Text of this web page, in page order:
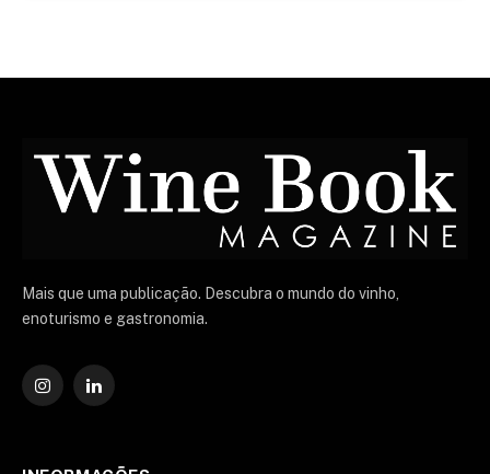
Mais que uma publicação. Descubra o mundo do vinho,
enoturismo e gastronomia.
Instagram
O